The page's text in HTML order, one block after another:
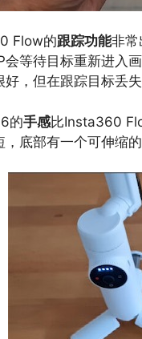
Flow的跟踪功能非常
会等待目标重新进入
好，但在跟踪目标丢
的手感比Insta360
，底部有一个可伸缩